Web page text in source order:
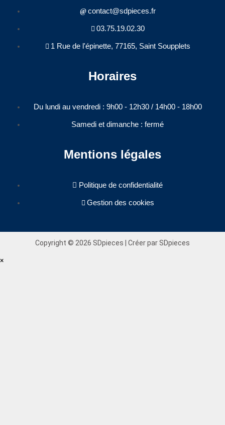
contact@sdpieces.fr
03.75.19.02.30
1 Rue de l'épinette, 77165, Saint Soupplets
Horaires
Du lundi au vendredi : 9h00 - 12h30 / 14h00 - 18h00​
Samedi et dimanche : fermé
Mentions légales
Politique de confidentialité
Gestion des cookies
Copyright © 2026 SDpieces | Créer par SDpieces
×